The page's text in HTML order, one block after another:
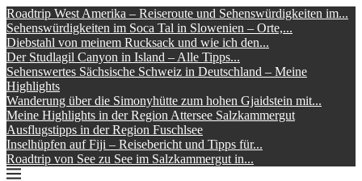
Roadtrip West Amerika – Reiseroute und Sehenswürdigkeiten im...
Sehenswürdigkeiten im Soca Tal in Slowenien – Orte,...
Diebstahl von meinem Rucksack und wie ich den...
Der Studlagil Canyon in Island – Alle Tipps...
Sehenswertes Sächsische Schweiz in Deutschland – Meine
Highlights
Wanderung über die Simonyhütte zum hohen Gjaidstein mit...
Meine Highlights in der Region Attersee Salzkammergut
Ausflugstipps in der Region Fuschlsee
Inselhüpfen auf Fiji – Reisebericht und Tipps für...
Roadtrip von See zu See im Salzkammergut in...